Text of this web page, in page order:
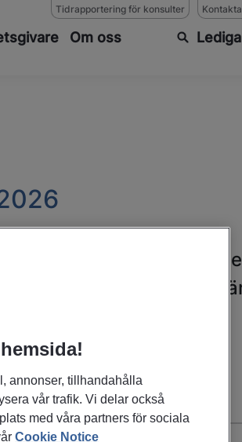
Tidrapportering för konsulter
Om oss
av året att reflektera
hur du kan komma
enklare.
annonser, tillhandahålla
vår trafik. Vi delar också
med våra partners för sociala
Cookie Notice